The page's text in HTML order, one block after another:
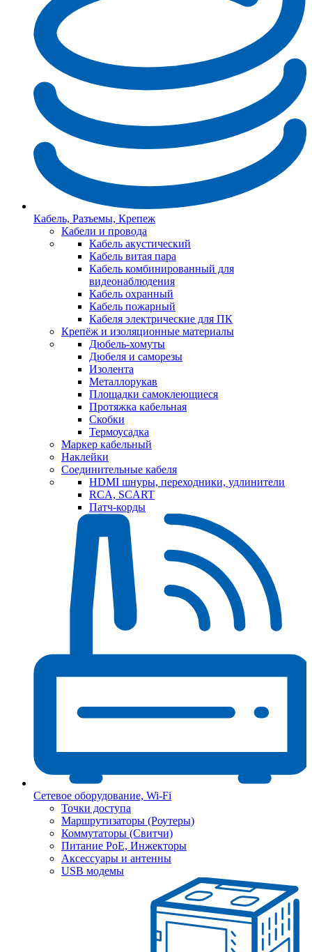
Кабель, Разъемы, Крепеж
Кабели и провода
Кабель акустический
Кабель витая пара
Кабель комбинированный для
видеонаблюдения
Кабель охранный
Кабель пожарный
Кабеля электрические для ПК
Крепёж и изоляционные материалы
Дюбель-хомуты
Дюбеля и саморезы
Изолента
Металлорукав
Площадки самоклеющиеся
Протяжка кабельная
Скобки
Термоусадка
Маркер кабельный
Наклейки
Соединительные кабеля
HDMI шнуры, переходники, удлинители
RCA, SCART
Патч-корды
Сетевое оборудование, Wi-Fi
Точки доступа
Маршрутизаторы (Роутеры)
Коммутаторы (Свитчи)
Питание PoE, Инжекторы
Аксессуары и антенны
USB модемы